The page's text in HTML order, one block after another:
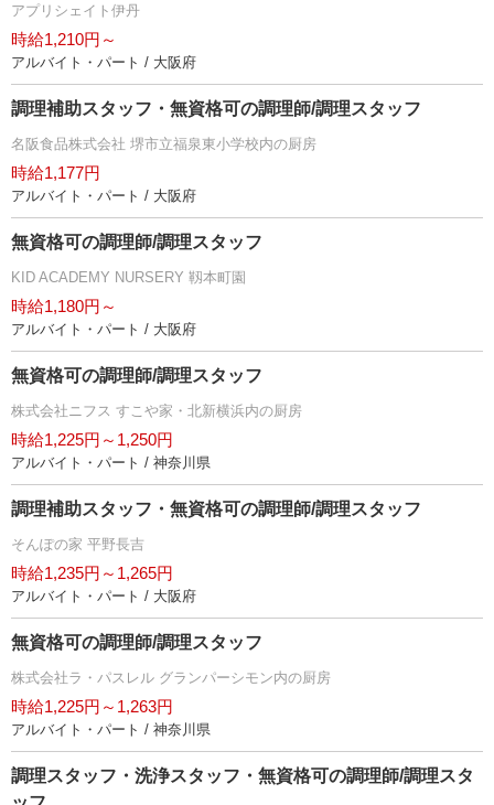
アプリシェイト伊丹
時給1,210円～
アルバイト・パート / 大阪府
調理補助スタッフ・無資格可の調理師/調理スタッフ
名阪食品株式会社 堺市立福泉東小学校内の厨房
時給1,177円
アルバイト・パート / 大阪府
無資格可の調理師/調理スタッフ
KID ACADEMY NURSERY 靱本町園
時給1,180円～
アルバイト・パート / 大阪府
無資格可の調理師/調理スタッフ
株式会社ニフス すこや家・北新横浜内の厨房
時給1,225円～1,250円
アルバイト・パート / 神奈川県
調理補助スタッフ・無資格可の調理師/調理スタッフ
そんぽの家 平野長吉
時給1,235円～1,265円
アルバイト・パート / 大阪府
無資格可の調理師/調理スタッフ
株式会社ラ・パスレル グランパーシモン内の厨房
時給1,225円～1,263円
アルバイト・パート / 神奈川県
調理スタッフ・洗浄スタッフ・無資格可の調理師/調理スタ